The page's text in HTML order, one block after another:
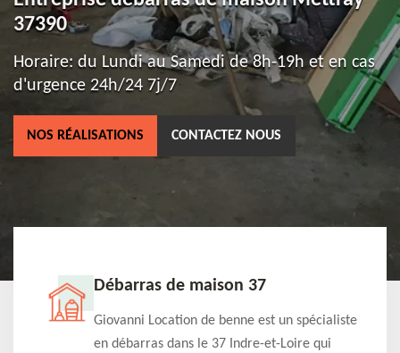
37390
Horaire: du Lundi au Samedi de 8h-19h et en cas
d'urgence 24h/24 7j/7
NOS RÉALISATIONS CONTACTEZ NOUS
Débarras de maison 37
Giovanni Location de benne est un spécialiste
en débarras dans le 37 Indre-et-Loire qui